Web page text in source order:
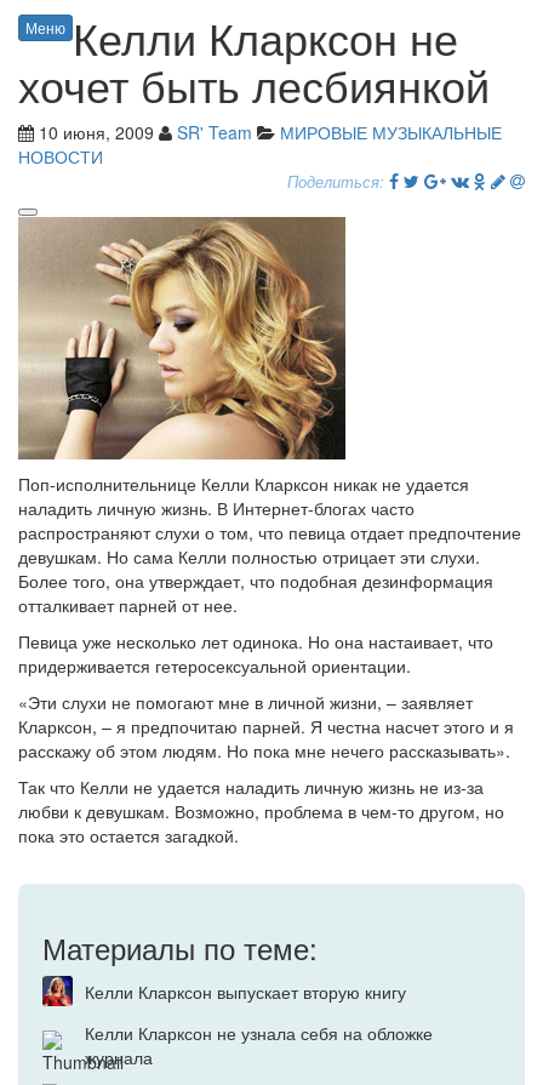
Меню Келли Кларксон не
хочет быть лесбиянкой
10 июня, 2009 SR' Team
МИРОВЫЕ МУЗЫКАЛЬНЫЕ
НОВОСТИ
Поделиться:
Поп-исполнительнице Келли Кларксон никак не удается
наладить личную жизнь. В Интернет-блогах часто
распространяют слухи о том, что певица отдает предпочтение
девушкам. Но сама Келли полностью отрицает эти слухи.
Более того, она утверждает, что подобная дезинформация
отталкивает парней от нее.
Певица уже несколько лет одинока. Но она настаивает, что
придерживается гетеросексуальной ориентации.
«Эти слухи не помогают мне в личной жизни, – заявляет
Кларксон, – я предпочитаю парней. Я честна насчет этого и я
расскажу об этом людям. Но пока мне нечего рассказывать».
Так что Келли не удается наладить личную жизнь не из-за
любви к девушкам. Возможно, проблема в чем-то другом, но
пока это остается загадкой.
Материалы по теме:
Келли Кларксон выпускает вторую книгу
Келли Кларксон не узнала себя на обложке
журнала